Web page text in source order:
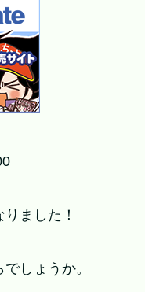
ました！
しょうか。